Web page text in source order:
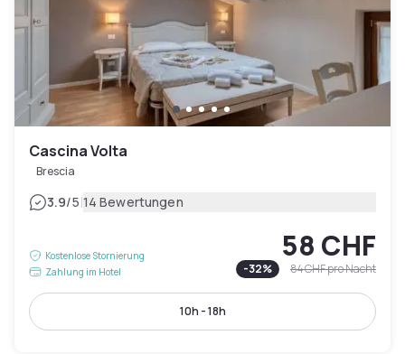
Cascina Volta
Brescia
3.9/5|14 Bewertungen
Kostenlose Stornierung
Zahlung im Hotel
58 CHF
-32% 84 CHFpro Nacht
10h - 18h